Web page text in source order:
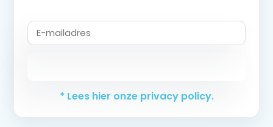
* Lees hier onze privacy policy.